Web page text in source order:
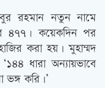
রহমান নতুন নামে
৪৭৭। কয়েকদিন পর
করা হয়। মুহাম্মদ
ধারা অন্যায়ভাবে
করি।’